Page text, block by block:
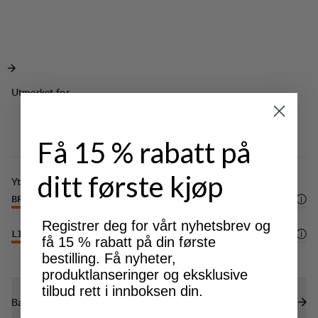
Utmerket for
Ytelse
BREATHABILITY 5/6
LIGHTWEIGHT
Bærekraftsegenskaper
Få 15 % rabatt på
ditt første kjøp
Registrer deg for vårt nyhetsbrev og
få 15 % rabatt på din første
bestilling. Få nyheter,
produktlanseringer og eksklusive
tilbud rett i innboksen din.